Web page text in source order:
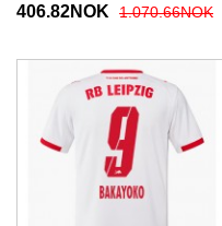
26 Kortermet
406.82NOK 1.070.66NOK